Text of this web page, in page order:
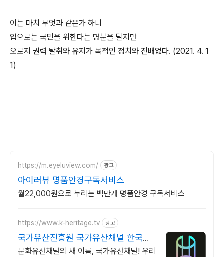
이는 마치 무엇과 같은가 하니
입으로는 국민을 위한다는 명분을 달지만
오로지 권력 탈취와 유지가 목적인 정치와 진배없다. (2021. 4. 1
1)
https://m.eyeluview.com/ 광고
아이러뷰 명품안경구독서비스
월22,000원으로 누리는 백만개 명품안경 구독서비스
https://www.k-heritage.tv 광고
국가유산진흥원 국가유산채널 한국의
세계유산 영상
문화유산채널의 새 이름, 국가유산채널! 우리